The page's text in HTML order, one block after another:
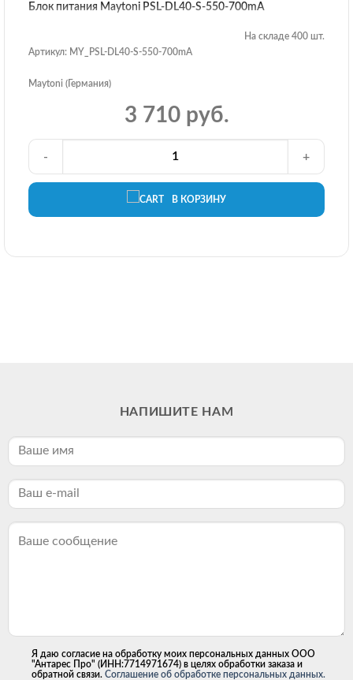
Блок питания Maytoni PSL-DL40-S-550-700mA
На складе 400 шт.
Артикул: MY_PSL-DL40-S-550-700mA
Maytoni (Германия)
3 710 руб.
В КОРЗИНУ
- +
НАПИШИТЕ НАМ
Я даю согласие на обработку моих персональных данных ООО
"Антарес Про" (ИНН:7714971674) в целях обработки заказа и
обратной связи. Соглашение об обработке персональных данных.